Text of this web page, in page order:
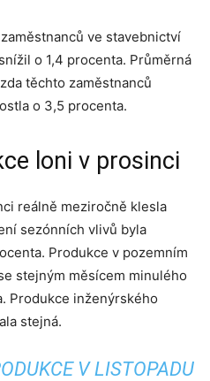
ve stavebnictví
o 1,4 procenta. Průměrná
těchto zaměstnanců
o 3,5 procenta.
loni v prosinci
reálně meziročně klesla
sezónních vlivů byla
Produkce v pozemním
stejným měsícem minulého
Produkce inženýrského
stejná.
V LISTOPADU